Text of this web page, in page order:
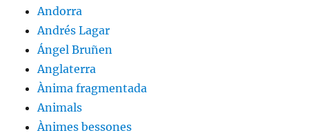
Andorra
Andrés Lagar
Ángel Bruñen
Anglaterra
Ànima fragmentada
Animals
Ànimes bessones